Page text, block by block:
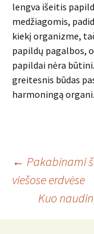
lengva išeitis
medžiagomis,
kiekį organizme,
papildų pagalbos,
papildai nėra
greitesnis būdas
harmoningą
Įrašo
← Pakabinami
viešose erdvėse
Kuo